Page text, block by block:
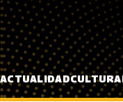
Pasar al contenido
ACTUALIDADCULTURA